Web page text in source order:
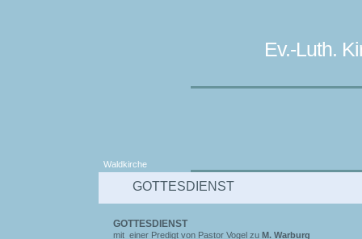
Ev.-Luth.
Waldkirche
GOTTESDIENST
GOTTESDIENST
mit einer Predigt von Pastor Vogel zu M. Warburg